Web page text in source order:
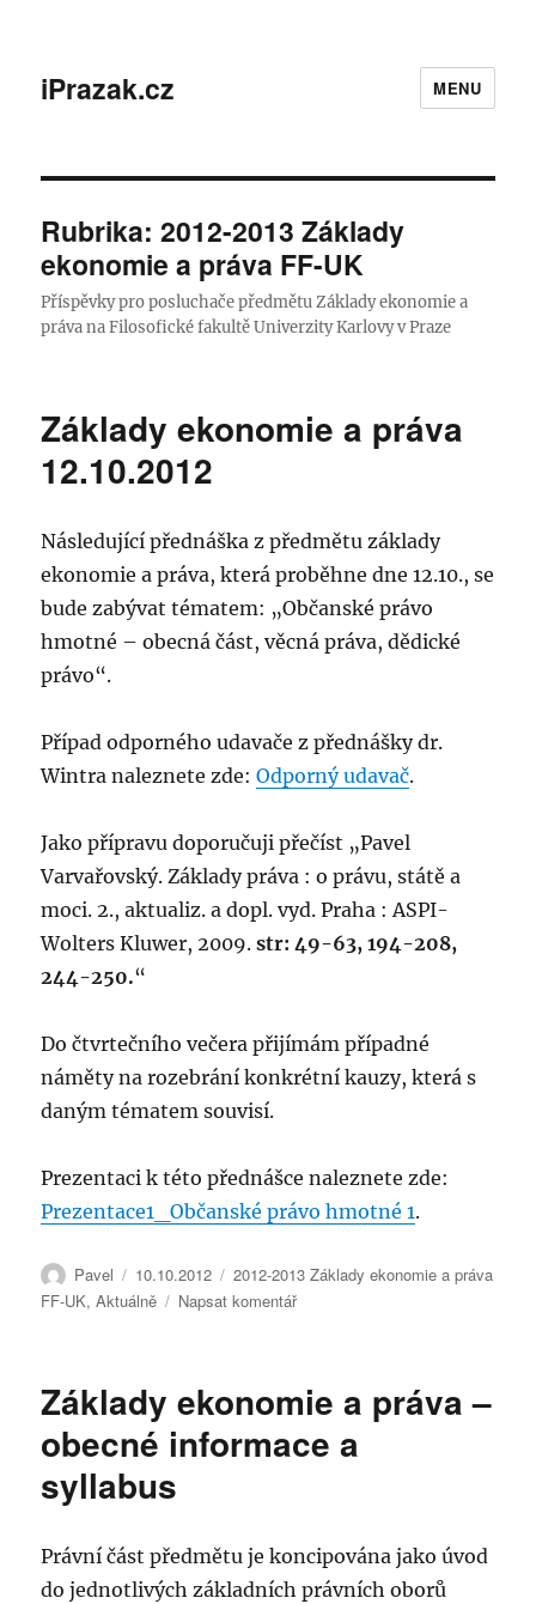
iPrazak.cz MENU
Rubrika:2012-2013 Základy
ekonomie a práva FF-UK
Příspěvky pro posluchače předmětu Základy ekonomie a
práva na Filosofické fakultě Univerzity Karlovy v Praze
Základy ekonomie a práva
12.10.2012
Následující přednáška z předmětu základy
ekonomie a práva, která proběhne dne 12.10., se
bude zabývat tématem: „Občanské právo
hmotné – obecná část, věcná práva, dědické
právo“.
Případ odporného udavače z přednášky dr.
Wintra naleznete zde:Odporný udavač.
Jako přípravu doporučuji přečíst „Pavel
Varvařovský. Základy práva : o právu, státě a
moci. 2., aktualiz. a dopl. vyd. Praha : ASPI-
Wolters Kluwer, 2009.str: 49-63, 194-208,
244-250.“
Do čtvrtečního večera přijímám případné
náměty na rozebrání konkrétní kauzy, která s
daným tématem souvisí.
Prezentaci k této přednášce naleznete zde:
Prezentace1_Občanské právo hmotné 1.
Autor:
Pavel Publikováno:
10.10.2012 Rubriky:
2012-2013 Základy ekonomie a práva
FF-UK,Aktuálně Napsat komentářpro
Základy
a
Základy ekonomie a práva –
obecné informace a
syllabus
Právní část předmětu je koncipována jako úvod
do jednotlivých základních právních oborů